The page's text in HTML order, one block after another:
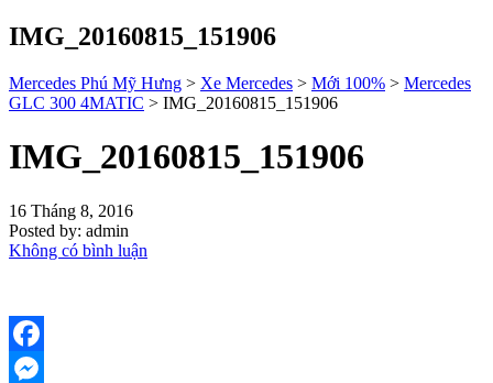
IMG_20160815_151906
Mercedes Phú Mỹ Hưng > Xe Mercedes > Mới 100% > Mercedes
GLC 300 4MATIC > IMG_20160815_151906
IMG_20160815_151906
16 Tháng 8, 2016
Posted by: admin
Không có bình luận
Facebook